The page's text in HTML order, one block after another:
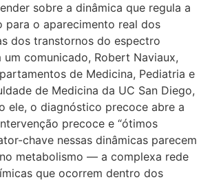
sobre a dinâmica que regula a
para o aparecimento real dos
dos transtornos do espectro
um comunicado, Robert Naviaux,
de Medicina, Pediatria e
de Medicina da UC San Diego,
ele, o diagnóstico precoce abre a
precoce e “ótimos
chave nessas dinâmicas parecem
metabolismo — a complexa rede
que ocorrem dentro dos